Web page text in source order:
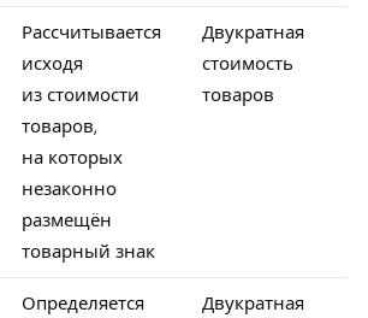
Рассчитывается
исходя
из стоимости
товаров,
на которых
незаконно
размещён
товарный знак
Двукратная
стоимость
товаров
Определяется
Двукратная